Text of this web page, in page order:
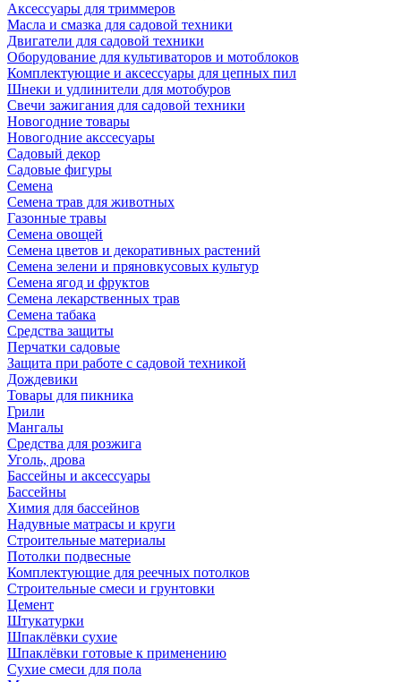
Аксессуары для триммеров
Масла и смазка для садовой техники
Двигатели для садовой техники
Оборудование для культиваторов и мотоблоков
Комплектующие и аксессуары для цепных пил
Шнеки и удлинители для мотобуров
Свечи зажигания для садовой техники
Новогодние товары
Новогодние акссесуары
Садовый декор
Садовые фигуры
Семена
Семена трав для животных
Газонные травы
Семена овощей
Семена цветов и декоративных растений
Семена зелени и пряновкусовых культур
Семена ягод и фруктов
Семена лекарственных трав
Семена табака
Средства защиты
Перчатки садовые
Защита при работе с садовой техникой
Дождевики
Товары для пикника
Грили
Мангалы
Средства для розжига
Уголь, дрова
Бассейны и аксессуары
Бассейны
Химия для бассейнов
Надувные матрасы и круги
Строительные материалы
Потолки подвесные
Комплектующие для реечных потолков
Строительные смеси и грунтовки
Цемент
Штукатурки
Шпаклёвки сухие
Шпаклёвки готовые к применению
Сухие смеси для пола